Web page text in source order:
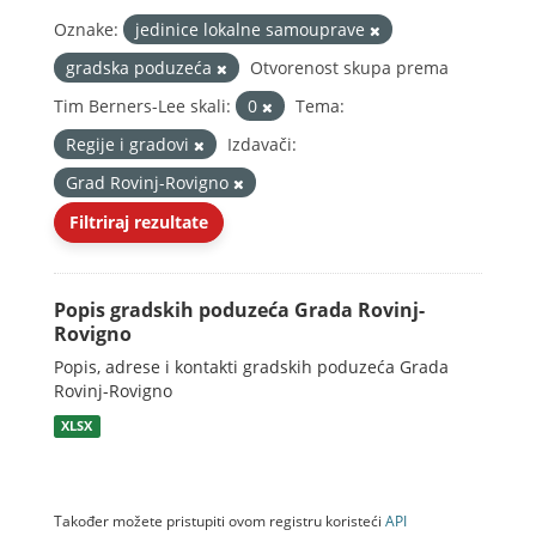
Oznake:
jedinice lokalne samouprave
gradska poduzeća
Otvorenost skupa prema
Tim Berners-Lee skali:
0
Tema:
Regije i gradovi
Izdavači:
Grad Rovinj-Rovigno
Filtriraj rezultate
Popis gradskih poduzeća Grada Rovinj-
Rovigno
Popis, adrese i kontakti gradskih poduzeća Grada
Rovinj-Rovigno
XLSX
Također možete pristupiti ovom registru koristeći API